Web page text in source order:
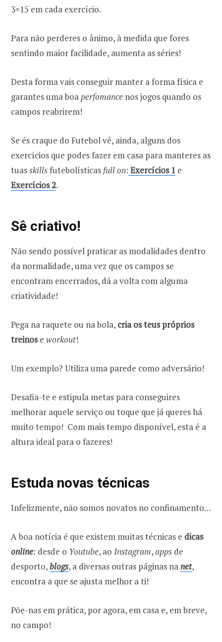
3×15 em cada exercício.
Para não perderes o ânimo, à medida que fores
sentindo maior facilidade, aumenta as séries!
Desta forma vais conseguir manter a forma física e
garantes uma boaperfomance nos jogos quando os
campos reabrirem!
Se és craque do Futebol vê, ainda, alguns dos
exercícios que podes fazer em casa para manteres as
tuasskillsfutebolísticas full on: Exercícios 1 e
Exercícios 2.
Sê criativo!
Não sendo possível praticar as modalidades dentro
da normalidade, uma vez que os campos se
encontram encerrados, dá a volta com alguma
criatividade!
Pega na raquete ou na bola, cria os teus próprios
treinose workout!
Um exemplo? Utiliza uma parede como adversário!
Desafia-te e estipula metas para conseguires
melhorar aquele serviço ou toque que já queres há
muito tempo! Com mais tempo disponível, esta é a
altura ideal para o fazeres!
Estuda novas técnicas
Infelizmente, não somos novatos no confinamento…
A boa notícia é que existem muitas técnicas e dicas
online: desde o Youtube, ao Instagram,apps de
desporto,blogs, a diversas outras páginas nanet,
encontra a que se ajusta melhor a ti!
Põe-nas em prática, por agora, em casa e, em breve,
no campo!